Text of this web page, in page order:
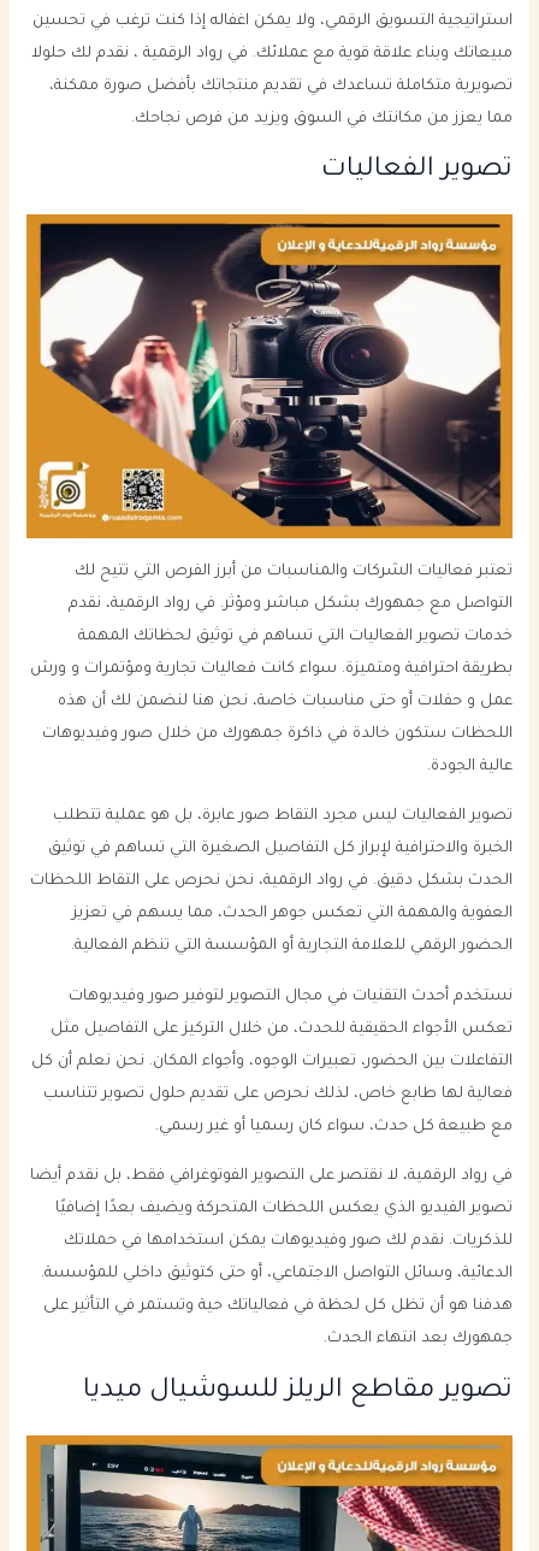
استراتيجية التسويق الرقمي، ولا يمكن اغفاله إذا كنت ترغب في تحسين
مبيعاتك وبناء علاقة قوية مع عملائك. في رواد الرقمية ، نقدم لك حلولا
تصويرية متكاملة تساعدك في تقديم منتجاتك بأفضل صورة ممكنة،
مما يعزز من مكانتك في السوق ويزيد من فرص نجاحك.
تصوير الفعاليات
تعتبر فعاليات الشركات والمناسبات من أبرز الفرص التي تتيح لك
التواصل مع جمهورك بشكل مباشر ومؤثر. في رواد الرقمية، نقدم
خدمات تصوير الفعاليات التي تساهم في توثيق لحظاتك المهمة
بطريقة احترافية ومتميزة. سواء كانت فعاليات تجارية ومؤتمرات و ورش
عمل و حفلات أو حتى مناسبات خاصة، نحن هنا لنضمن لك أن هذه
اللحظات ستكون خالدة في ذاكرة جمهورك من خلال صور وفيديوهات
عالية الجودة.
تصوير الفعاليات ليس مجرد التقاط صور عابرة، بل هو عملية تتطلب
الخبرة والاحترافية لإبراز كل التفاصيل الصغيرة التي تساهم في توثيق
الحدث بشكل دقيق. في رواد الرقمية، نحن نحرص على التقاط اللحظات
العفوية والمهمة التي تعكس جوهر الحدث، مما يسهم في تعزيز
الحضور الرقمي للعلامة التجارية أو المؤسسة التي تنظم الفعالية.
نستخدم أحدث التقنيات في مجال التصوير لتوفير صور وفيديوهات
تعكس الأجواء الحقيقية للحدث، من خلال التركيز على التفاصيل مثل
التفاعلات بين الحضور، تعبيرات الوجوه، وأجواء المكان. نحن نعلم أن كل
فعالية لها طابع خاص، لذلك نحرص على تقديم حلول تصوير تتناسب
مع طبيعة كل حدث، سواء كان رسميا أو غير رسمي.
في رواد الرقمية، لا نقتصر على التصوير الفوتوغرافي فقط، بل نقدم أيضا
تصوير الفيديو الذي يعكس اللحظات المتحركة ويضيف بعدًا إضافيًا
للذكريات. نقدم لك صور وفيديوهات يمكن استخدامها في حملاتك
الدعائية، وسائل التواصل الاجتماعي، أو حتى كتوثيق داخلي للمؤسسة.
هدفنا هو أن تظل كل لحظة في فعالياتك حية وتستمر في التأثير على
جمهورك بعد انتهاء الحدث.
تصوير مقاطع الريلز للسوشيال ميديا